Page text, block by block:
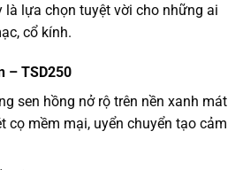
là lựa chọn tuyệt vời cho những ai
cổ kính.
– TSD250
sen hồng nở rộ trên nền xanh mát
cọ mềm mại, uyển chuyển tạo cảm